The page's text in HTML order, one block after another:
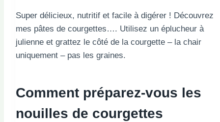
Super délicieux, nutritif et facile à digérer ! Découvrez
mes pâtes de courgettes…. Utilisez un éplucheur à
julienne et grattez le côté de la courgette – la chair
uniquement – pas les graines.
Comment préparez-vous les
nouilles de courgettes